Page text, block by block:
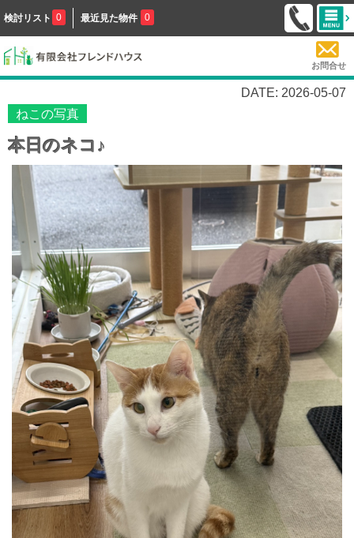
検討リスト 0 最近見た物件 0
お問合せ
DATE: 2026-05-07
ねこの写真
本日のネコ♪